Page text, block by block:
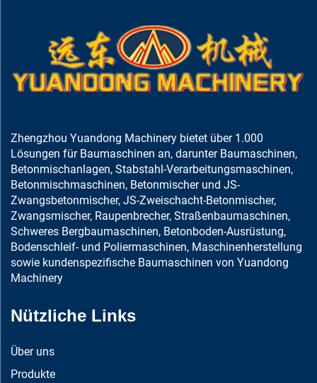
Zhengzhou Yuandong Machinery bietet über 1.000
Lösungen für Baumaschinen an, darunter Baumaschinen,
Betonmischanlagen, Stabstahl-Verarbeitungsmaschinen,
Betonmischmaschinen, Betonmischer und JS-
Zwangsbetonmischer, JS-Zweischacht-Betonmischer,
Zwangsmischer, Raupenbrecher, Straßenbaumaschinen,
Schweres Bergbaumaschinen, Betonboden-Ausrüstung,
Bodenschleif- und Poliermaschinen, Maschinenherstellung
sowie kundenspezifische Baumaschinen von Yuandong
Machinery
Nützliche Links
Über uns
Produkte